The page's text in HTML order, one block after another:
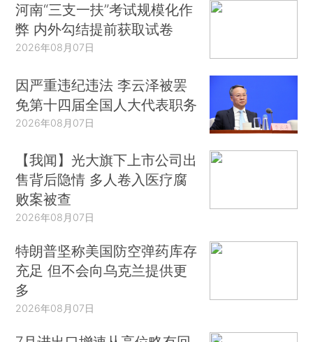
河南“三支一扶”考试规模化作
弊 内外勾结提前获取试卷
2026年08月07日
因严重违纪违法 李云泽被罢
免第十四届全国人大代表职务
2026年08月07日
【我闻】光大旗下上市公司出
售背后隐情 多人卷入医疗腐
败案被查
2026年08月07日
特朗普坚称美国防空弹药库存
充足 但不会向乌克兰提供更
多
2026年08月07日